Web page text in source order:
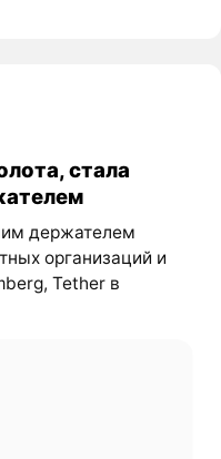
стала
держателем
организаций и
Tether в